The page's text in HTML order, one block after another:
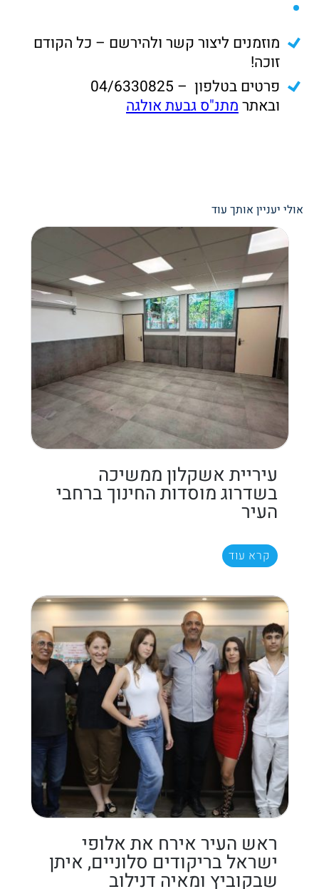
מוזמנים ליצור קשר ולהירשם – כל הקודם
זוכה!
ובאתרמתנ"ס גבעת אולגה
אולי יעניין אותך עוד
עיריית אשקלון ממשיכה
בשדרוג מוסדות החינוך ברחבי
העיר
קרא עוד
ראש העיר אירח את אלופי
ישראל בריקודים סלוניים, איתן
שבקוביץ ומאיה דנילוב